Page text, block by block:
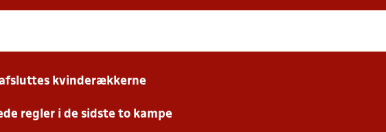
afsluttes kvinderækkerne
regler i de sidste to kampe